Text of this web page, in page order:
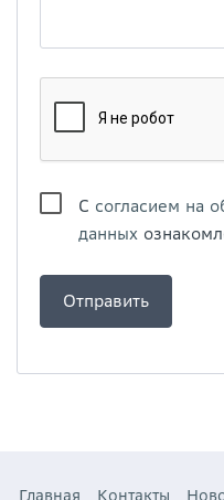
С согласием на
данных
Главная Контакты